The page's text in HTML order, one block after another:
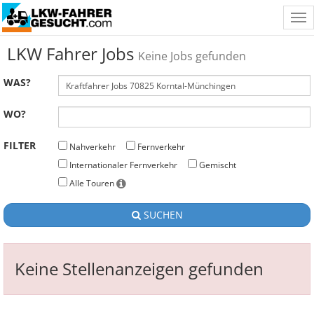
LKW Fahrer Jobs Keine Jobs gefunden
WAS?
WO?
FILTER Nahverkehr
Fernverkehr
Internationaler Fernverkehr
Gemischt
Alle Touren
SUCHEN
Keine Stellenanzeigen gefunden